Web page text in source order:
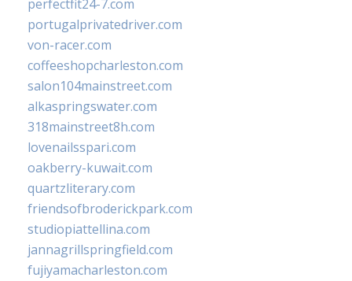
perfectfit24-7.com
portugalprivatedriver.com
von-racer.com
coffeeshopcharleston.com
salon104mainstreet.com
alkaspringswater.com
318mainstreet8h.com
lovenailsspari.com
oakberry-kuwait.com
quartzliterary.com
friendsofbroderickpark.com
studiopiattellina.com
jannagrillspringfield.com
fujiyamacharleston.com